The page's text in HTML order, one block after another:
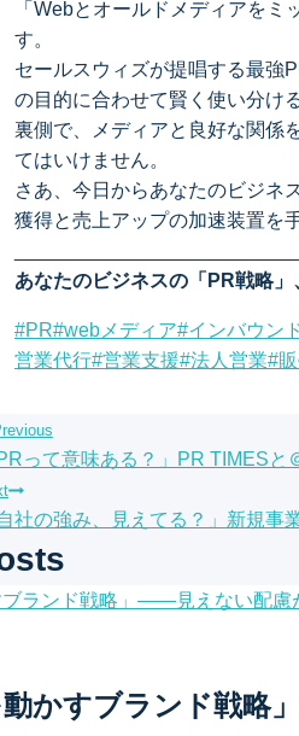
「Webとオールドメディアを
す。
セールスウィズが提唱する最強
の目的に合わせて賢く使い分け
裏側で、メディアと良好な関係
てはいけません。
さあ、今日からあなたのビジネ
獲得と売上アップの加速装置を
あなたのビジネスの「PR戦略
Post
Tags:
#PR#webメディア#インバウン
営業代行#営業支援#法人営業#
PRって意味ある？」PR TIMESと
自社の強み、見えてる？」新規事
動かすブランド戦